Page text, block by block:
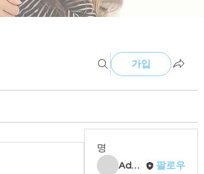
가입
명
Admin
팔로우